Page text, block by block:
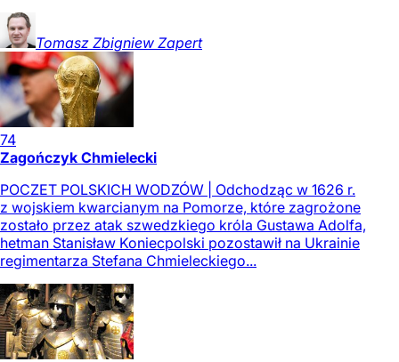
Tomasz Zbigniew Zapert
74
Zagończyk Chmielecki
POCZET POLSKICH WODZÓW | Odchodząc w 1626 r.
z wojskiem kwarcianym na Pomorze, które zagrożone
zostało przez atak szwedzkiego króla Gustawa Adolfa,
hetman Stanisław Koniecpolski pozostawił na Ukrainie
regimentarza Stefana Chmieleckiego...